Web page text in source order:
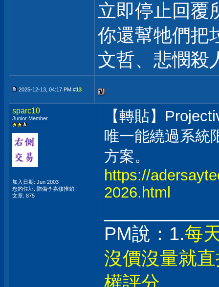
立即停止回覆
你還幫牠們把
文哲、悲憫殺
2025-12-13, 04:17 PM #13
sparc10
Junior Member
加入日期: Jun 2003
您的住址: 防備李嘉修推銷！
文章: 875
【轉貼】
唯一能繞過系統
方案。
https://
2026.html
PM說：1.每
沒價沒量就
權評分。